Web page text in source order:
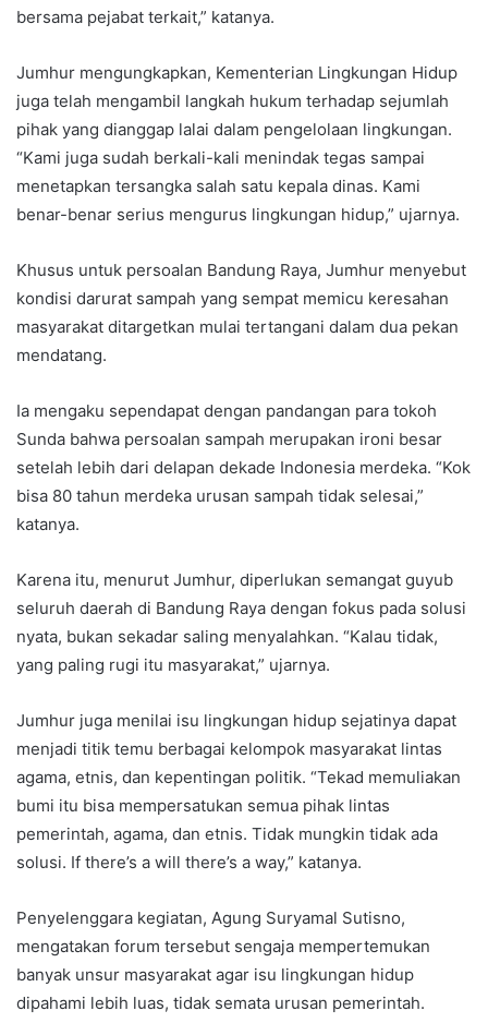
bersama pejabat terkait,” katanya.
Jumhur mengungkapkan, Kementerian Lingkungan Hidup
juga telah mengambil langkah hukum terhadap sejumlah
pihak yang dianggap lalai dalam pengelolaan lingkungan.
“Kami juga sudah berkali-kali menindak tegas sampai
menetapkan tersangka salah satu kepala dinas. Kami
benar-benar serius mengurus lingkungan hidup,” ujarnya.
Khusus untuk persoalan Bandung Raya, Jumhur menyebut
kondisi darurat sampah yang sempat memicu keresahan
masyarakat ditargetkan mulai tertangani dalam dua pekan
mendatang.
Ia mengaku sependapat dengan pandangan para tokoh
Sunda bahwa persoalan sampah merupakan ironi besar
setelah lebih dari delapan dekade Indonesia merdeka. “Kok
bisa 80 tahun merdeka urusan sampah tidak selesai,”
katanya.
Karena itu, menurut Jumhur, diperlukan semangat guyub
seluruh daerah di Bandung Raya dengan fokus pada solusi
nyata, bukan sekadar saling menyalahkan. “Kalau tidak,
yang paling rugi itu masyarakat,” ujarnya.
Jumhur juga menilai isu lingkungan hidup sejatinya dapat
menjadi titik temu berbagai kelompok masyarakat lintas
agama, etnis, dan kepentingan politik. “Tekad memuliakan
bumi itu bisa mempersatukan semua pihak lintas
pemerintah, agama, dan etnis. Tidak mungkin tidak ada
solusi. If there’s a will there’s a way,” katanya.
Penyelenggara kegiatan, Agung Suryamal Sutisno,
mengatakan forum tersebut sengaja mempertemukan
banyak unsur masyarakat agar isu lingkungan hidup
dipahami lebih luas, tidak semata urusan pemerintah.